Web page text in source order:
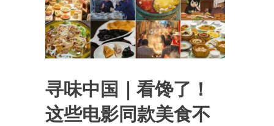
寻味中国｜看馋了！
这些电影同款美食不